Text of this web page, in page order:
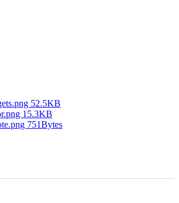
52.5KB
15.3KB
751Bytes